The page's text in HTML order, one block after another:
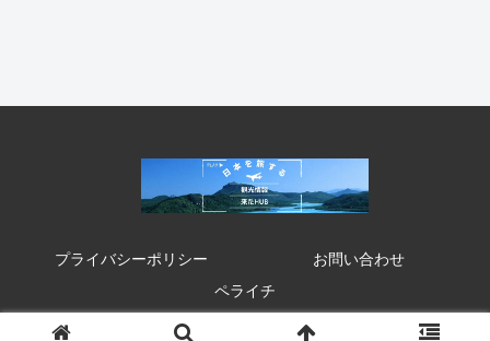
プライバシーポリシー
お問い合わせ
ペライチ
© 2020 来たHUB 観光 イベント 祭り お得情報.